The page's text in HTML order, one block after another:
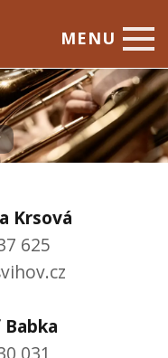
MENU
Krsová
625
031